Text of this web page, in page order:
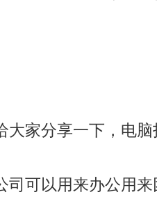
大家分享一下，电
司可以用来办公用来